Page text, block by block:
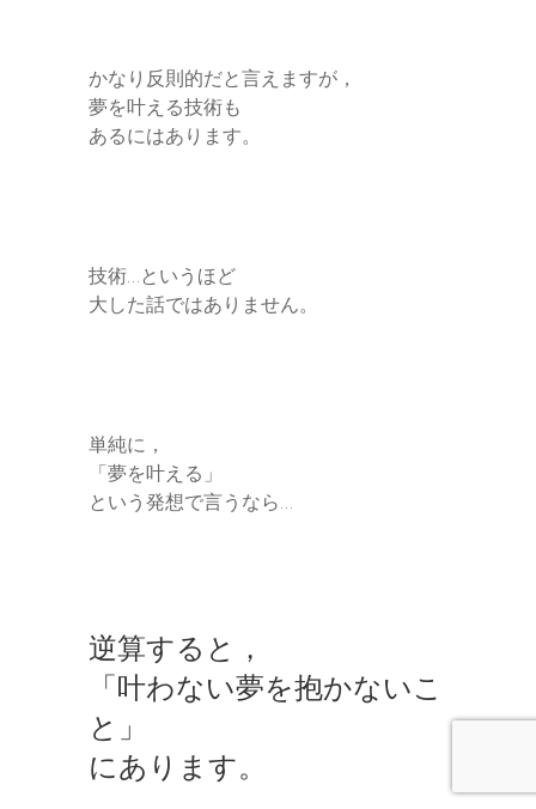
かなり反則的だと言えますが，
夢を叶える技術も
あるにはあります。
技術…というほど
大した話ではありません。
単純に，
「夢を叶える」
という発想で言うなら…
逆算すると，
「叶わない夢を抱かないこ
と」
にあります。